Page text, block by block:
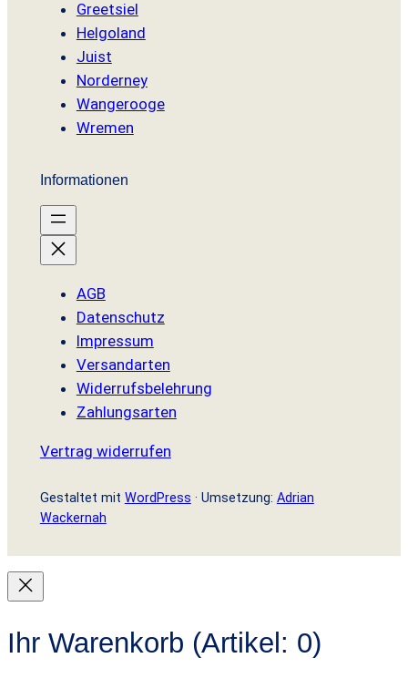
Greetsiel
Helgoland
Juist
Norderney
Wangerooge
Wremen
Informationen
AGB
Datenschutz
Impressum
Versandarten
Widerrufsbelehrung
Zahlungsarten
Vertrag widerrufen
Gestaltet mit WordPress · Umsetzung: Adrian
Wackernah
Ihr Warenkorb (Artikel: 0)